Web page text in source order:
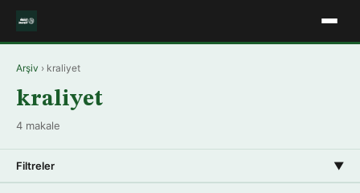
Arşiv › kraliyet
kraliyet
4 makale
Filtreler ▼